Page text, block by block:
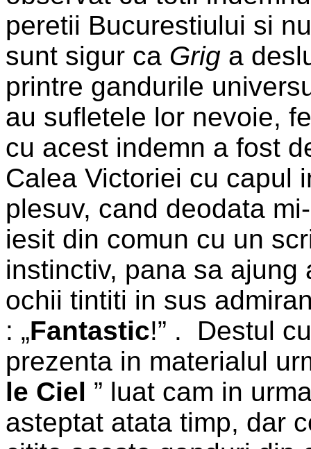
peretii Bucurestiului si
sunt sigur ca Grig a
printre gandurile
au sufletele lor nevoie,
cu acest indemn a fost
Calea Victoriei cu capul
plesuv, cand deodata
iesit din comun cu un
instinctiv, pana sa
ochii tintiti in sus
: „Fantastic!” .
Destul
prezenta in materialul
le Ciel ” luat cam in
asteptat atata timp, dar